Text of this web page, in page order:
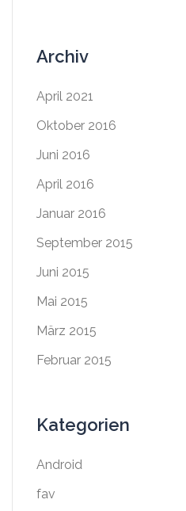
Archiv
April 2021
Oktober 2016
Juni 2016
April 2016
Januar 2016
September 2015
Juni 2015
Mai 2015
März 2015
Februar 2015
Kategorien
Android
fav